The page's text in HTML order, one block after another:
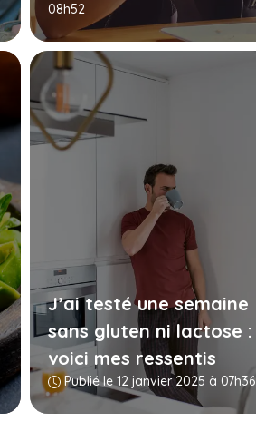
08h52
J’ai testé une semaine
sans gluten ni lactose :
voici mes ressentis
Publié le 12 janvier 2025 à 07h36